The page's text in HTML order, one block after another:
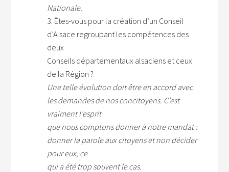
Nationale.
3. Êtes-vous pour la création d’un Conseil
d’Alsace regroupant les compétences des
deux
Conseils départementaux alsaciens et ceux
de la Région ?
Une telle évolution doit être en accord avec
les demandes de nos concitoyens. C’est
vraiment l’esprit
que nous comptons donner à notre mandat :
donner la parole aux citoyens et non décider
pour eux, ce
qui a été trop souvent le cas.